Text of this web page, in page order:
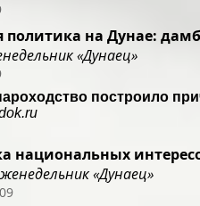
политика на Дунае:
«Дунаец»
построило
национальных
«Дунаец»